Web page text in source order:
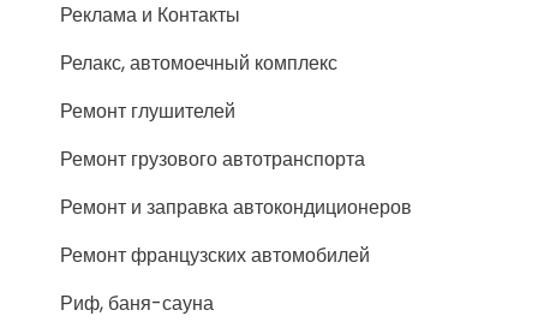
Реклама и Контакты
Релакс, автомоечный комплекс
Ремонт глушителей
Ремонт грузового автотранспорта
Ремонт и заправка автокондиционеров
Ремонт французских автомобилей
Риф, баня-сауна